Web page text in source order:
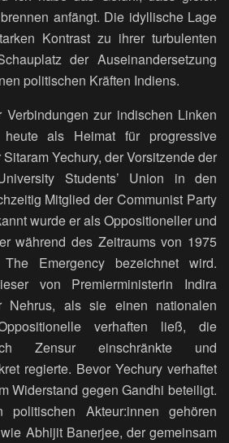
anfängt. Die idyllische Lage
Kontrast zu ihrer turbulenten
der Auseinandersetzung
politischen Kräften Indiens.
Verbindungen zur indischen Linken
als Heimat für progressive
Yechury, der Vorsitzende der
Students’ Union in den
Mitglied der Communist Party
wurde er als Oppositioneller und
während des Zeitraums von 1975
Emergency bezeichnet wird.
von Premierministerin Indira
Nehrus, als sie einen nationalen
verhaften ließ, die
Zensur einschränkte und
regierte. Bevor Yechury verhaftet
Widerstand gegen Gandhi beteiligt.
politischen Akteur:innen gehören
Abhijit Banerjee, der gemeinsam